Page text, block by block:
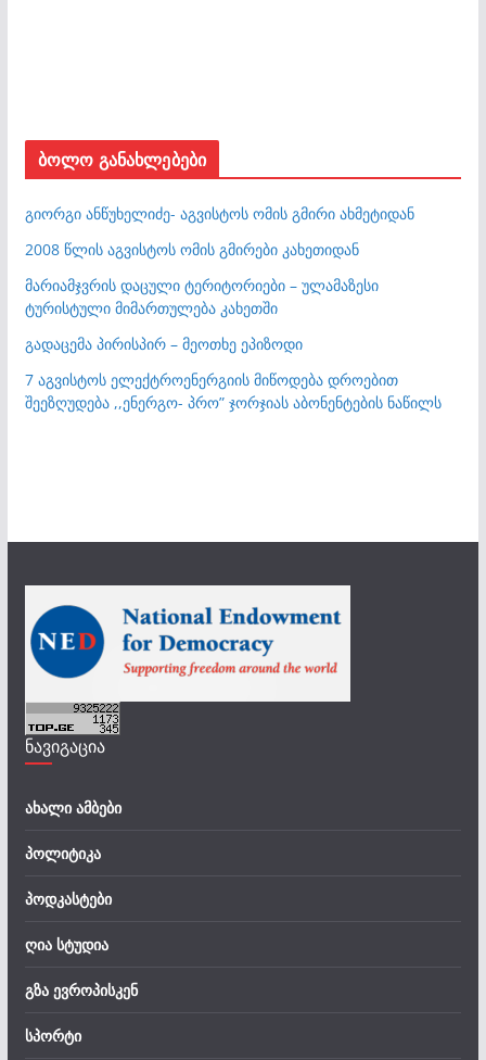
ბოლო განახლებები
გიორგი ანწუხელიძე- აგვისტოს ომის გმირი ახმეტიდან
2008 წლის აგვისტოს ომის გმირები კახეთიდან
მარიამჯვრის დაცული ტერიტორიები – ულამაზესი
ტურისტული მიმართულება კახეთში
გადაცემა პირისპირ – მეოთხე ეპიზოდი
7 აგვისტოს ელექტროენერგიის მიწოდება დროებით
შეეზღუდება ,,ენერგო- პრო” ჯორჯიას აბონენტების ნაწილს
ნავიგაცია
ახალი ამბები
პოლიტიკა
პოდკასტები
ღია სტუდია
გზა ევროპისკენ
სპორტი